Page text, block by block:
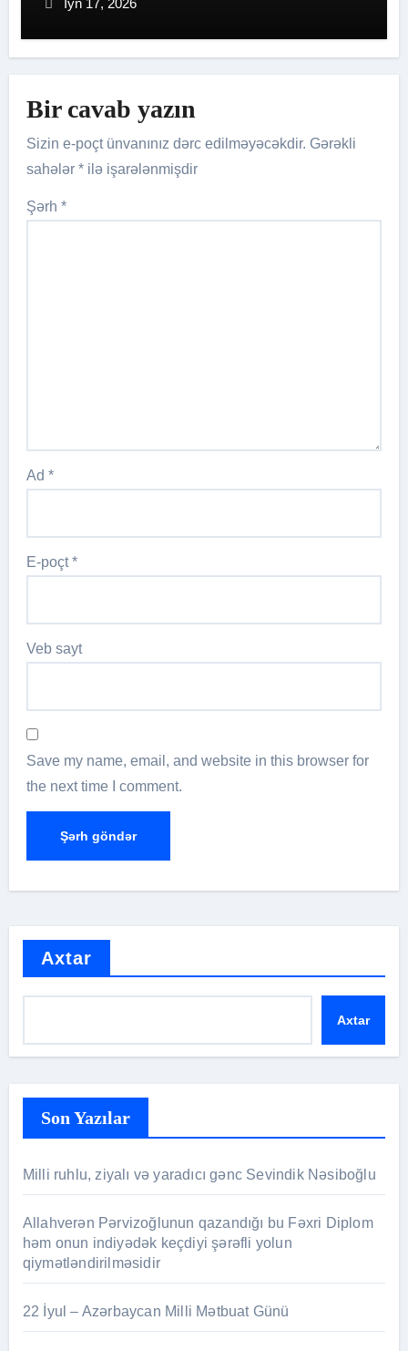
İyn 17, 2026
Bir cavab yazın
Sizin e-poçt ünvanınız dərc edilməyəcəkdir. Gərəkli
sahələr* ilə işarələnmişdir
Şərh*
Ad*
E-poçt*
Veb sayt
Save my name, email, and website in this browser for
the next time I comment.
Axtar
Axtar
Son Yazılar
Milli ruhlu, ziyalı və yaradıcı gənc Sevindik Nəsiboğlu
Allahverən Pərvizoğlunun qazandığı bu Fəxri Diplom
həm onun indiyədək keçdiyi şərəfli yolun
qiymətləndirilməsidir
22 İyul – Azərbaycan Milli Mətbuat Günü